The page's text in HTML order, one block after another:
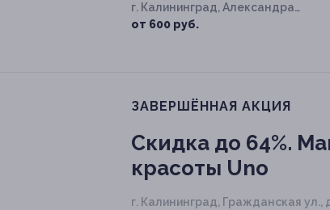
г. Калининград, Александра
Невского ул, д. 49а
от 600 руб.
ЗАВЕРШЁННАЯ АКЦИЯ
Скидка до 64%.
красоты Uno
г. Калининград, Гражданская ул.,